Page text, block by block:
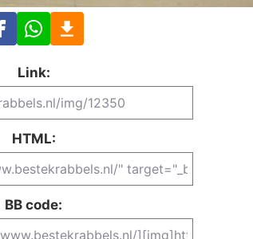
Link:
HTML:
BB code: